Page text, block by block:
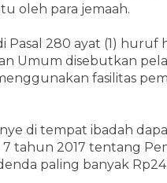
oleh para jemaah.
Pasal 280 ayat (1)
Umum disebutkan
fasilitas
di tempat ibadah
tahun 2017 tentang
paling banyak